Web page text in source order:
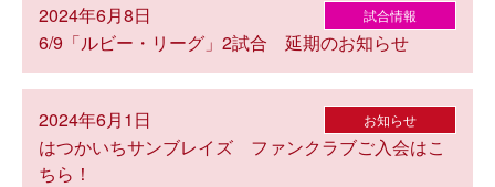
2024年6月8日 試合情報
6/9「ルビー・リーグ」2試合 延期のお知らせ
2024年6月1日 お知らせ
はつかいちサンブレイズ ファンクラブご入会はこ
ちら！